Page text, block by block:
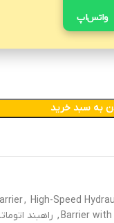
واتس‌اپ
به سبد خرید
, High-Speed
Barrier
, راهبند